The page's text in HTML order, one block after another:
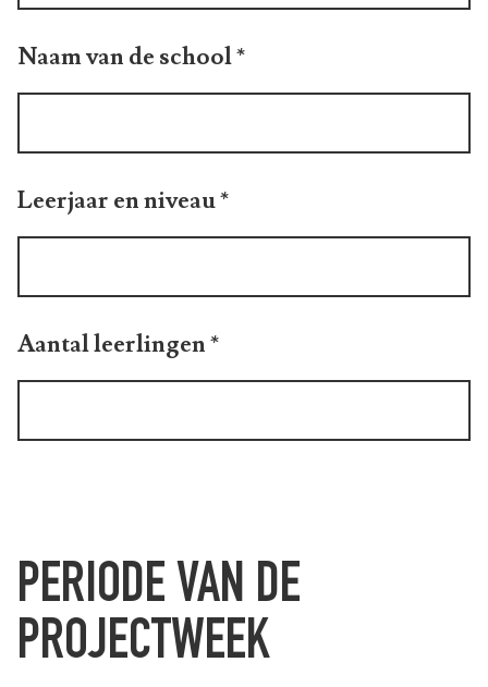
Naam van de school*
Leerjaar en niveau*
Aantal leerlingen*
PERIODE VAN DE
PROJECTWEEK